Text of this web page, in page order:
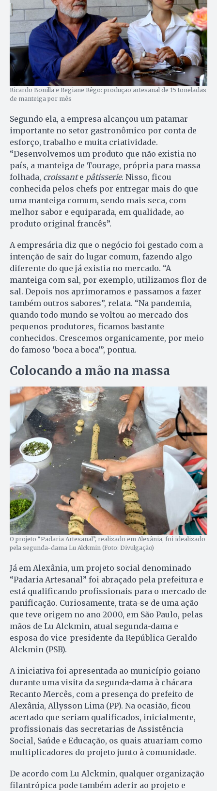
Ricardo Bonilla e Regiane Rêgo: produção artesanal de 15 toneladas
de manteiga por mês
Segundo ela, a empresa alcançou um patamar
importante no setor gastronômico por conta de
esforço, trabalho e muita criatividade.
“Desenvolvemos um produto que não existia no
país, a manteiga de Tourage, própria para massa
folhada, croissante pâtisserie. Nisso, ficou
conhecida pelos chefs por entregar mais do que
uma manteiga comum, sendo mais seca, com
melhor sabor e equiparada, em qualidade, ao
produto original francês”.
A empresária diz que o negócio foi gestado com a
intenção de sair do lugar comum, fazendo algo
diferente do que já existia no mercado. “A
manteiga com sal, por exemplo, utilizamos flor de
sal. Depois nos aprimoramos e passamos a fazer
também outros sabores”, relata. “Na pandemia,
quando todo mundo se voltou ao mercado dos
pequenos produtores, ficamos bastante
conhecidos. Crescemos organicamente, por meio
do famoso ‘boca a boca’”, pontua.
Colocando a mão na massa
O projeto “Padaria Artesanal”, realizado em Alexânia, foi idealizado
pela segunda-dama Lu Alckmin (Foto: Divulgação)
Já em Alexânia, um projeto social denominado
“Padaria Artesanal” foi abraçado pela prefeitura e
está qualificando profissionais para o mercado de
panificação. Curiosamente, trata-se de uma ação
que teve origem no ano 2000, em São Paulo, pelas
mãos de Lu Alckmin, atual segunda-dama e
esposa do vice-presidente da República Geraldo
Alckmin (PSB).
A iniciativa foi apresentada ao município goiano
durante uma visita da segunda-dama à chácara
Recanto Mercês, com a presença do prefeito de
Alexânia, Allysson Lima (PP). Na ocasião, ficou
acertado que seriam qualificados, inicialmente,
profissionais das secretarias de Assistência
Social, Saúde e Educação, os quais atuariam como
multiplicadores do projeto junto à comunidade.
De acordo com Lu Alckmin, qualquer organização
filantrópica pode também aderir ao projeto e